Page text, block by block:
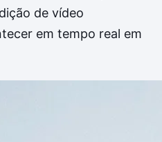
de vídeo
em tempo real em